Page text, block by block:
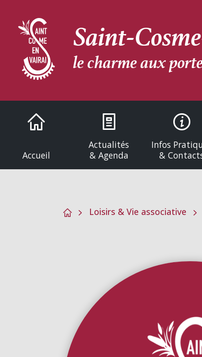
Saint-
le charme aux
Accueil
Actualités
& Agenda
Infos
&
Loisirs & Vie associative